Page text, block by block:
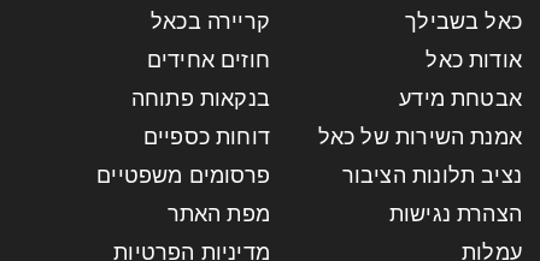
כאל בשבילך
קריירה בכאל
אודות כאל
חוזים אחידים
אבטחת מידע
בנקאות פתוחה
אמנת השירות של כאל
דוחות כספיים
נציב תלונות הציבור
פרסומים משפטיים
הצהרת נגישות
מפת האתר
עמלות
מדיניות הפרטיות